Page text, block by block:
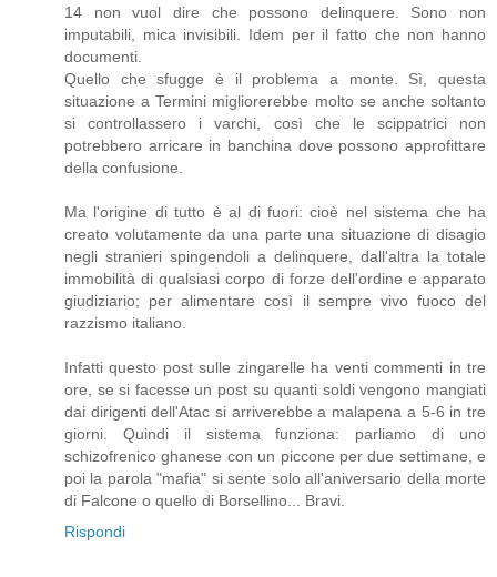
14 non vuol dire che possono delinquere. Sono non
imputabili, mica invisibili. Idem per il fatto che non hanno
documenti.
Quello che sfugge è il problema a monte. Sì, questa
situazione a Termini migliorerebbe molto se anche soltanto
si controllassero i varchi, così che le scippatrici non
potrebbero arricare in banchina dove possono approfittare
della confusione.
Ma l'origine di tutto è al di fuori: cioè nel sistema che ha
creato volutamente da una parte una situazione di disagio
negli stranieri spingendoli a delinquere, dall'altra la totale
immobilità di qualsiasi corpo di forze dell'ordine e apparato
giudiziario; per alimentare così il sempre vivo fuoco del
razzismo italiano.
Infatti questo post sulle zingarelle ha venti commenti in tre
ore, se si facesse un post su quanti soldi vengono mangiati
dai dirigenti dell'Atac si arriverebbe a malapena a 5-6 in tre
giorni. Quindi il sistema funziona: parliamo di uno
schizofrenico ghanese con un piccone per due settimane, e
poi la parola "mafia" si sente solo all'aniversario della morte
di Falcone o quello di Borsellino... Bravi.
Rispondi